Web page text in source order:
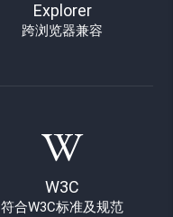
Explorer
跨浏览器兼容
W3C
符合W3C标准及规范